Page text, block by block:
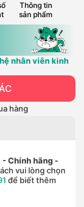
Thông tin
sản phẩm
nhân viên kinh
hàng
- Chính hãng -
vui lòng chọn
để biết thêm